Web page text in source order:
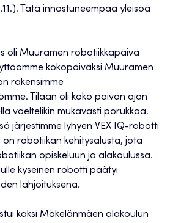
Tätä innostuneempaa yleisöä
oli Muuramen robotiikkapäivä
kokopäiväksi Muuramen
rakensimme
Tilaan oli koko päivän ajan
vaeltelikin mukavasti porukkaa.
järjestimme lyhyen VEX IQ-robotti
on robotiikan kehitysalusta, jota
opiskeluun jo alakoulussa.
kyseinen robotti päätyi
lahjoituksena.
kaksi Mäkelänmäen alakoulun